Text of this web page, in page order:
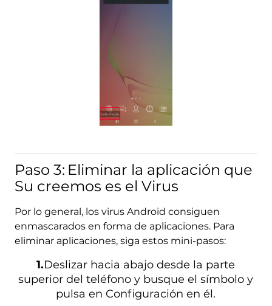
Paso 3: Eliminar la aplicación que
Su creemos es el Virus
Por lo general, los virus Android consiguen
enmascarados en forma de aplicaciones. Para
eliminar aplicaciones, siga estos mini-pasos:
1.Deslizar hacia abajo desde la parte
superior del teléfono y busque el símbolo y
pulsa en Configuración en él.